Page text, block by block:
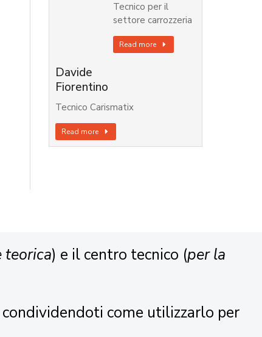
Tecnico per il
settore carrozzeria
Read more
Davide
Fiorentino
Tecnico Carismatix
Read more
teorica) e il centro tecnico (per la
come utilizzarlo per